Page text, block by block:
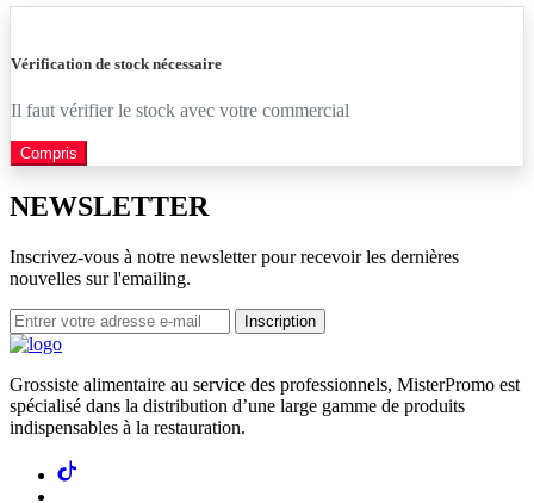
Vérification de stock nécessaire
Il faut vérifier le stock avec votre commercial
Compris
NEWSLETTER
Inscrivez-vous à notre newsletter pour recevoir les dernières
nouvelles sur l'emailing.
Inscription
Grossiste alimentaire au service des professionnels, MisterPromo est
spécialisé dans la distribution d’une large gamme de produits
indispensables à la restauration.